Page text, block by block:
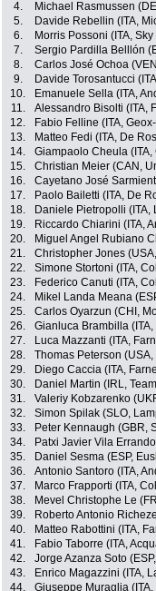
4. Michael Rasmussen
5.
Davide Rebellin (ITA,
6.
Morris Possoni (ITA,
7.
Sergio Pardilla Belllón
8.
Carlos José Ochoa
9.
Davide Torosantucci
10.
Emanuele Sella (ITA,
11.
Alessandro Bisolti (ITA,
12.
Fabio Felline (ITA,
13.
Matteo Fedi (ITA, De
14.
Giampaolo Cheula (ITA,
15.
Christian Meier (CAN,
16.
Cayetano José
17.
Paolo Bailetti (ITA, De
18.
Daniele Pietropolli (ITA,
19.
Riccardo Chiarini (ITA,
20.
Miguel Angel Rubiano
21.
Christopher Jones
22.
Simone Stortoni (ITA,
23.
Federico Canuti (ITA,
24.
Mikel Landa Meana
25.
Carlos Oyarzun (CHI,
26.
Gianluca Brambilla
27.
Luca Mazzanti (ITA,
28.
Thomas Peterson
29.
Diego Caccia (ITA,
30.
Daniel Martin (IRL,
31.
Valeriy Kobzarenko
32.
Simon Spilak (SLO,
33.
Peter Kennaugh (GBR,
34.
Patxi Javier Vila
35.
Daniel Sesma (ESP,
36.
Antonio Santoro (ITA,
37.
Marco Frapporti (ITA,
38.
Mevel Christophe Le
39.
Roberto Antonio
40.
Matteo Rabottini (ITA,
41.
Fabio Taborre (ITA,
42.
Jorge Azanza Soto
43.
Enrico Magazzini (ITA,
44.
Giuseppe Muraglia